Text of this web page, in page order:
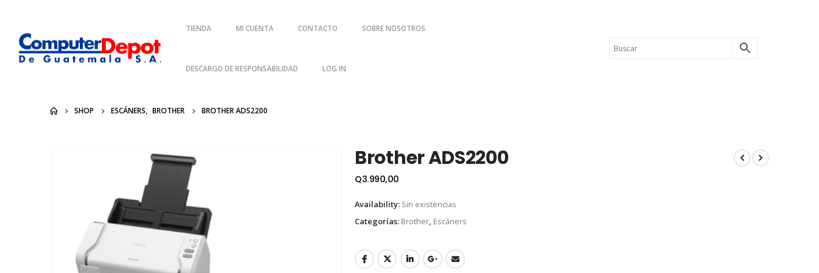
TIENDA MI CUENTA CONTACTO SOBRE NOSOTROS
DESCARGO DE RESPONSABILIDAD LOG IN
SHOP ESCÁNERS, BROTHER BROTHER ADS2200
Brother ADS2200
Q3.990,00
Availability: Sin existencias
Categorías: Brother, Escáners